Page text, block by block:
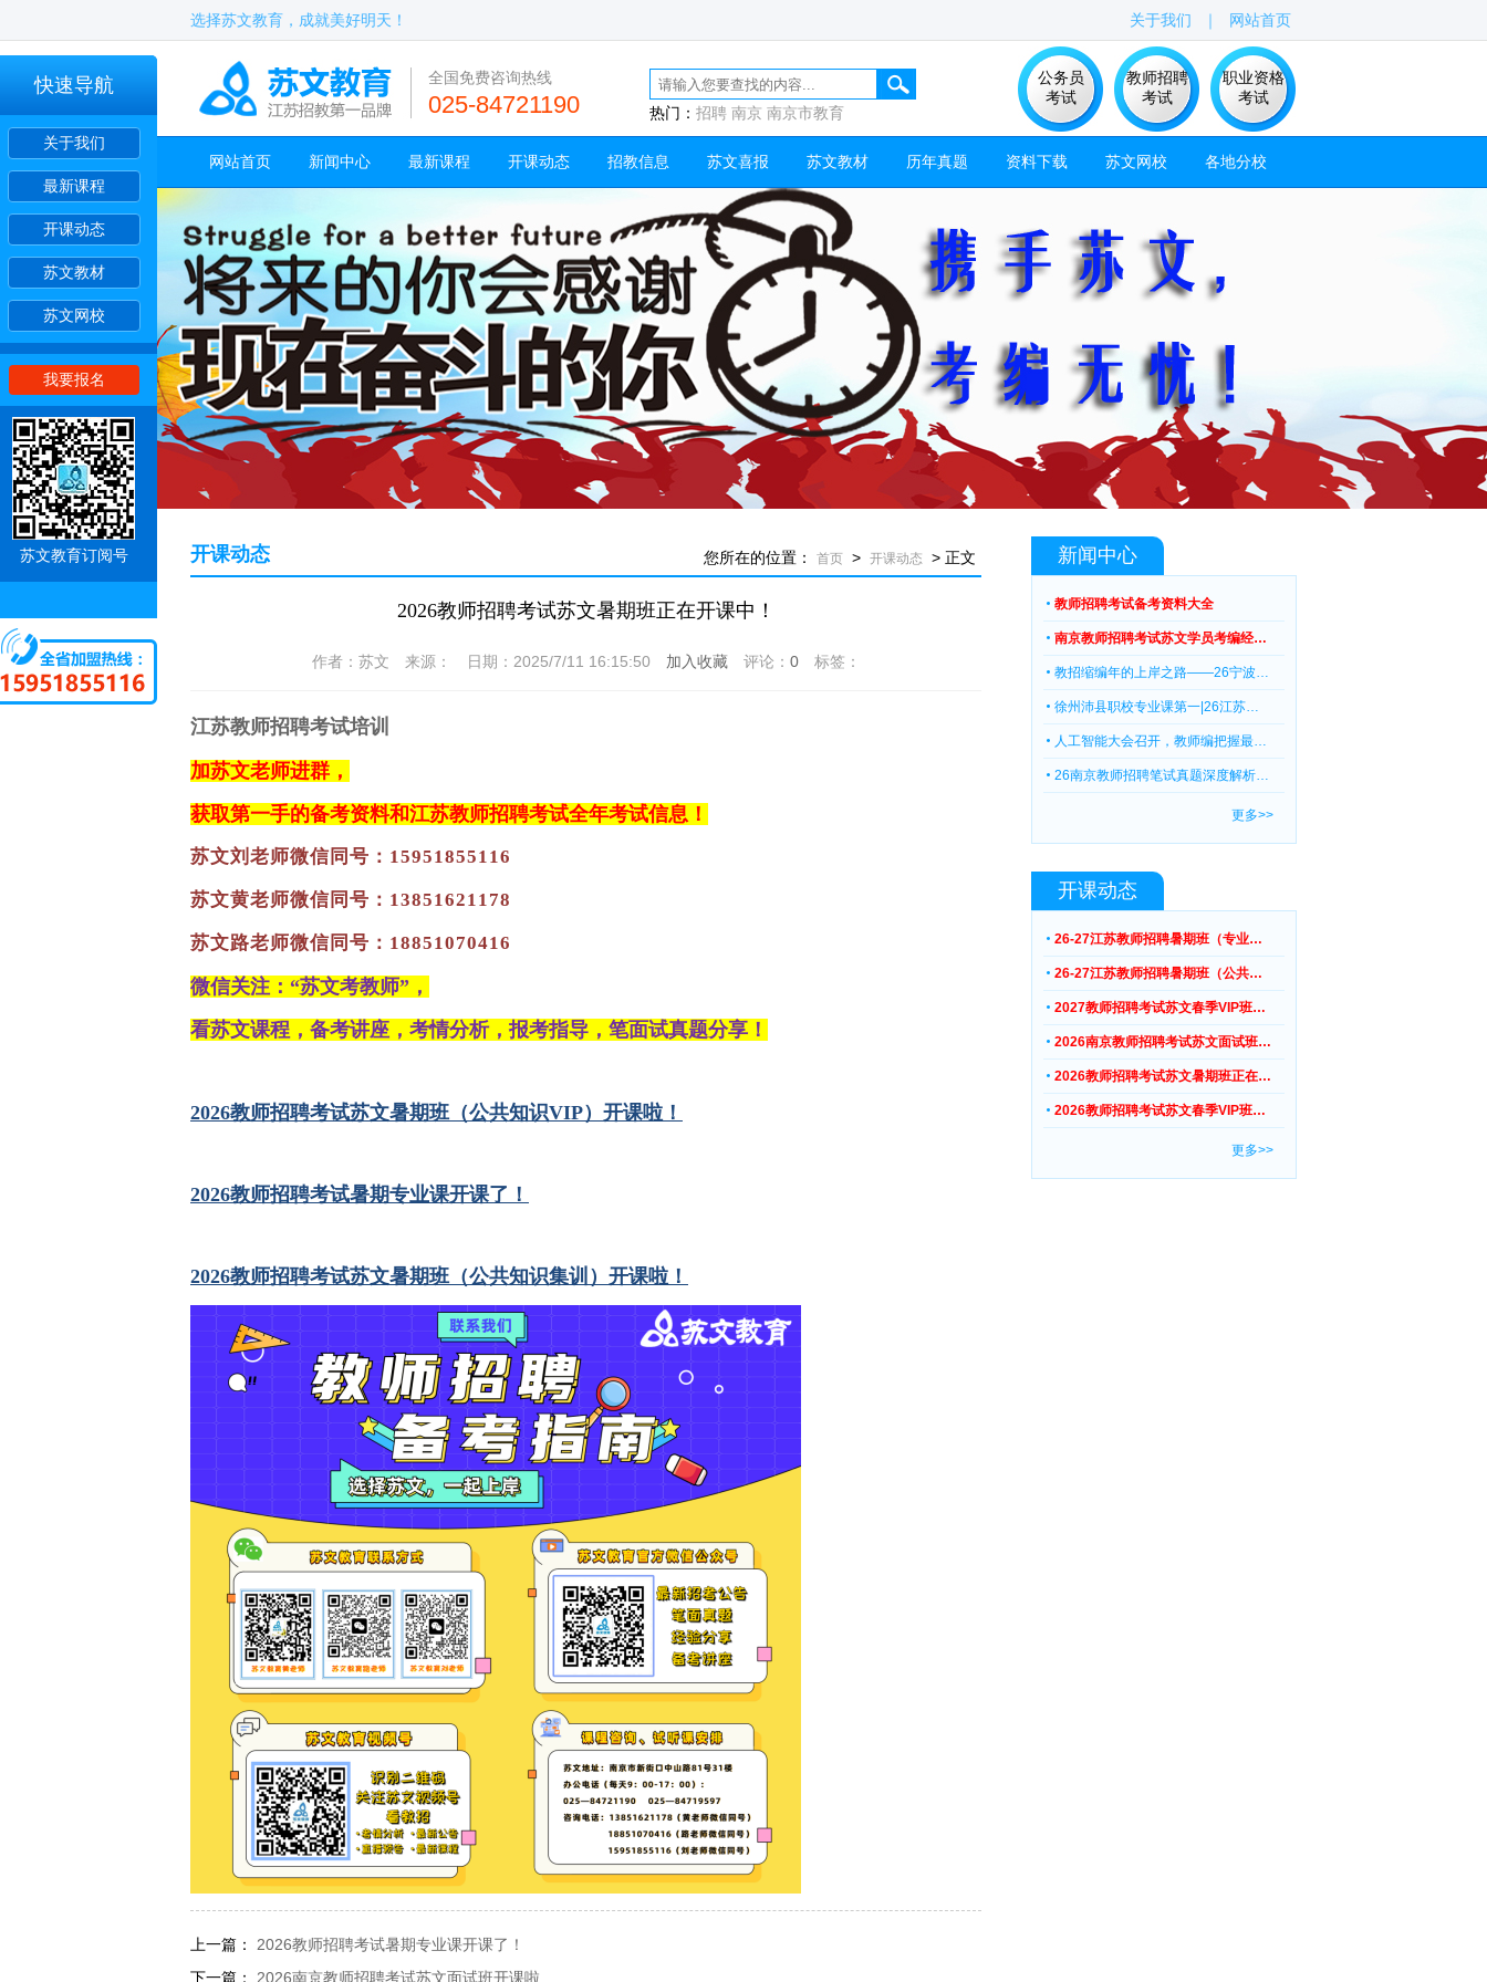
快速导航
关于我们
最新课程
开课动态
苏文教材
苏文网校
我要报名
苏文教育订阅号
选择苏文教育，成就美好明天！ 网站首页
｜
关于我们
全国免费咨询热线
025-84721190 热门： 招聘 南京 南京市教育
公务员
考试
教师招聘
考试
职业资格
考试
网站首页 新闻中心 最新课程 开课动态 招教信息 苏文喜报 苏文教材 历年真题 资料下载 苏文网校 各地分校
开课动态 您所在的位置： 首页 > 开课动态 > 正文
2026教师招聘考试苏文暑期班正在开课中！
作者：苏文 来源： 日期：2025/7/11 16:15:50 加入收藏评论： 0标签：
江苏教师招聘考试培训
加苏文老师进群，
获取第一手的备考资料和江苏教师招聘考试全年考试信息！
苏文刘老师微信同号：15951855116
苏文黄老师微信同号： 13851621178
苏文路老师微信同号：18851070416
微信关注：“苏文考教师”，
看苏文课程，备考讲座，考情分析，报考指导，笔面试真题分享！
2026教师招聘考试苏文暑期班（公共知识VIP）开课啦！
2026教师招聘考试暑期专业课开课了！
2026教师招聘考试苏文暑期班（公共知识集训）开课啦！
上一篇： 2026教师招聘考试暑期专业课开课了！
下一篇： 2026南京教师招聘考试苏文面试班开课啦
新闻中心
教师招聘考试备考资料大全
南京教师招聘考试苏文学员考编经…
教招缩编年的上岸之路——26宁波…
徐州沛县职校专业课第一|26江苏…
人工智能大会召开，教师编把握最…
26南京教师招聘笔试真题深度解析…
更多>>
开课动态
26-27江苏教师招聘暑期班（专业…
26-27江苏教师招聘暑期班（公共…
2027教师招聘考试苏文春季VIP班…
2026南京教师招聘考试苏文面试班…
2026教师招聘考试苏文暑期班正在…
2026教师招聘考试苏文春季VIP班…
更多>>